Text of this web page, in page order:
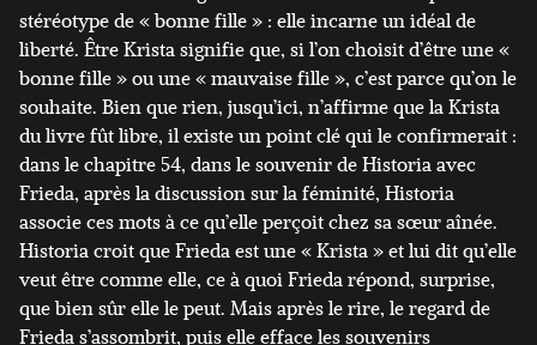
stéréotype de « bonne fille » : elle incarne un idéal de
liberté. Être Krista signifie que, si l’on choisit d’être une «
bonne fille » ou une « mauvaise fille », c’est parce qu’on le
souhaite. Bien que rien, jusqu’ici, n’affirme que la Krista
du livre fût libre, il existe un point clé qui le confirmerait :
dans le chapitre 54, dans le souvenir de Historia avec
Frieda, après la discussion sur la féminité, Historia
associe ces mots à ce qu’elle perçoit chez sa sœur aînée.
Historia croit que Frieda est une « Krista » et lui dit qu’elle
veut être comme elle, ce à quoi Frieda répond, surprise,
que bien sûr elle le peut. Mais après le rire, le regard de
Frieda s’assombrit, puis elle efface les souvenirs